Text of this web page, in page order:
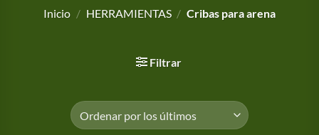
Inicio / HERRAMIENTAS / Cribas para arena
Filtrar